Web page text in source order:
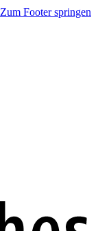
Zum Footer springen